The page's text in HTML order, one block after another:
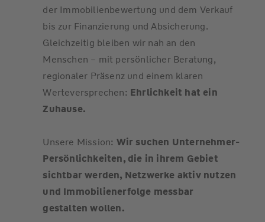
der Immobilienbewertung und dem Verkauf
bis zur Finanzierung und Absicherung.
Gleichzeitig bleiben wir nah an den
Menschen – mit persönlicher Beratung,
regionaler Präsenz und einem klaren
Werteversprechen: Ehrlichkeit hat ein
Zuhause.
Unsere Mission: Wir suchen Unternehmer-
Persönlichkeiten, die in ihrem Gebiet
sichtbar werden, Netzwerke aktiv nutzen
und Immobilienerfolge messbar
gestalten wollen.